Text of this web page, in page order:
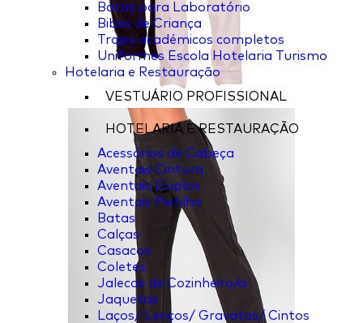
Batas para Laboratório
Bibes de Criança
Trajes académicos completos
Uniformes Escola Hotelaria Turismo
Hotelaria e Restauração
VESTUÁRIO PROFISSIONAL
HOTELARIA E RESTAURAÇÃO
Acessórios de Cabeça
Aventais Cintura
Aventais Duplos
Aventais Peitilho
Batas
Calças
Casacos
Coletes
Jalecas de Cozinheiro/a
Jaquetas
Laços/ Lenços/ Gravatas/ Cintos